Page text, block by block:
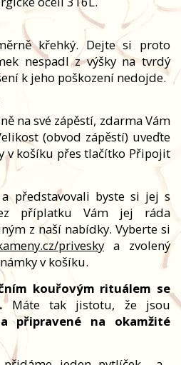
křehký. Dejte si proto
nespadl z výšky na tvrdý
k jeho poškození nedojde.
na své zápěstí, zdarma Vám
(obvod zápěstí) uveďte
v košíku přes tlačítko Připojit
představovali byste si jej s
příplatku Vám jej ráda
z naší nabídky. Vyberte si
priveskya zvolený
v košíku.
kouřovým rituálem se
Máte tak jistotu, že jsou
připravené na okamžité